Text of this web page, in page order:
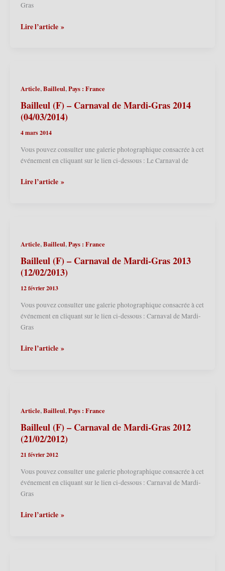
Gras
Bailleul
Gras
2015
(17/02/2015)
Lire l’article »
Article,Bailleul,Pays : France
Bailleul (F) – Carnaval de Mardi-Gras 2014
(04/03/2014)
4 mars 2014
Vous pouvez consulter une galerie photographique consacrée à cet
événement en cliquant sur le lien ci-dessous : Le Carnaval de
Bailleul
Gras
2014
(04/03/2014)
Lire l’article »
Article,Bailleul,Pays : France
Bailleul (F) – Carnaval de Mardi-Gras 2013
(12/02/2013)
12 février 2013
Vous pouvez consulter une galerie photographique consacrée à cet
événement en cliquant sur le lien ci-dessous : Carnaval de Mardi-
Gras
Bailleul
Gras
2013
(12/02/2013)
Lire l’article »
Article,Bailleul,Pays : France
Bailleul (F) – Carnaval de Mardi-Gras 2012
(21/02/2012)
21 février 2012
Vous pouvez consulter une galerie photographique consacrée à cet
événement en cliquant sur le lien ci-dessous : Carnaval de Mardi-
Gras
Bailleul
Lire l’article »